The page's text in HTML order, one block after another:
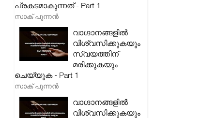
പ്രകടമാകുന്നത് - Part 1
സാക് പുന്നൻ
വാഗ്ദാനങ്ങളിൽ
വിശ്വസിക്കുകയും
സ്വയത്തിന്
മരിക്കുകയും
ചെയ്യുക - Part 1
സാക് പുന്നൻ
വാഗ്ദാനങ്ങളിൽ
വിശ്വസിക്കുകയും